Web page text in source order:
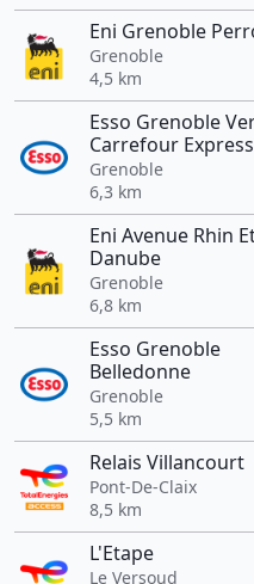
Eni Grenoble
Grenoble
4,5 km
Esso Grenoble
Carrefour Express
Grenoble
6,3 km
Eni Avenue Rhin
Danube
Grenoble
6,8 km
Esso Grenoble
Belledonne
Grenoble
5,5 km
Relais Villancourt
Pont-De-Claix
8,5 km
L'Etape
Le Versoud